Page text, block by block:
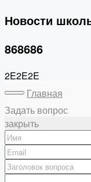
Новости
868686
2E2E2E
Главная
Задать вопрос
закрыть